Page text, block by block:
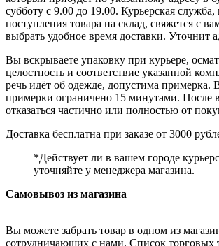
субботу с 9.00 до 19.00. Курьерская служба,
поступления товара на склад, свяжется с
выбрать удобное время доставки. Уточнит
Вы вскрываете упаковку при курьере,
целостность и соответствие указанной
речь идёт об одежде, допустима примерка.
примерки ограничено 15 минутами. После
отказаться частично или полностью от
Доставка бесплатна при заказе от 3000
*Действует ли в вашем городе
уточняйте у менеджера магазина.
Самовывоз из магазина
Вы можете забрать товар в одном из
сотрудничающих с нами. Список торговых